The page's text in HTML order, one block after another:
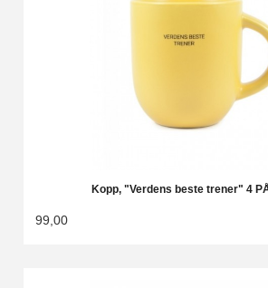
Kopp, "Verdens beste trener" 4
99,00